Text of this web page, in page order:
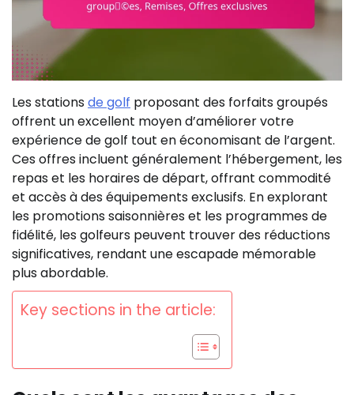
Les stationsde golf proposant des forfaits groupés
offrent un excellent moyen d’améliorer votre
expérience de golf tout en économisant de l’argent.
Ces offres incluent généralement l’hébergement, les
repas et les horaires de départ, offrant commodité
et accès à des équipements exclusifs. En explorant
les promotions saisonnières et les programmes de
fidélité, les golfeurs peuvent trouver des réductions
significatives, rendant une escapade mémorable
plus abordable.
Key sections in the article: